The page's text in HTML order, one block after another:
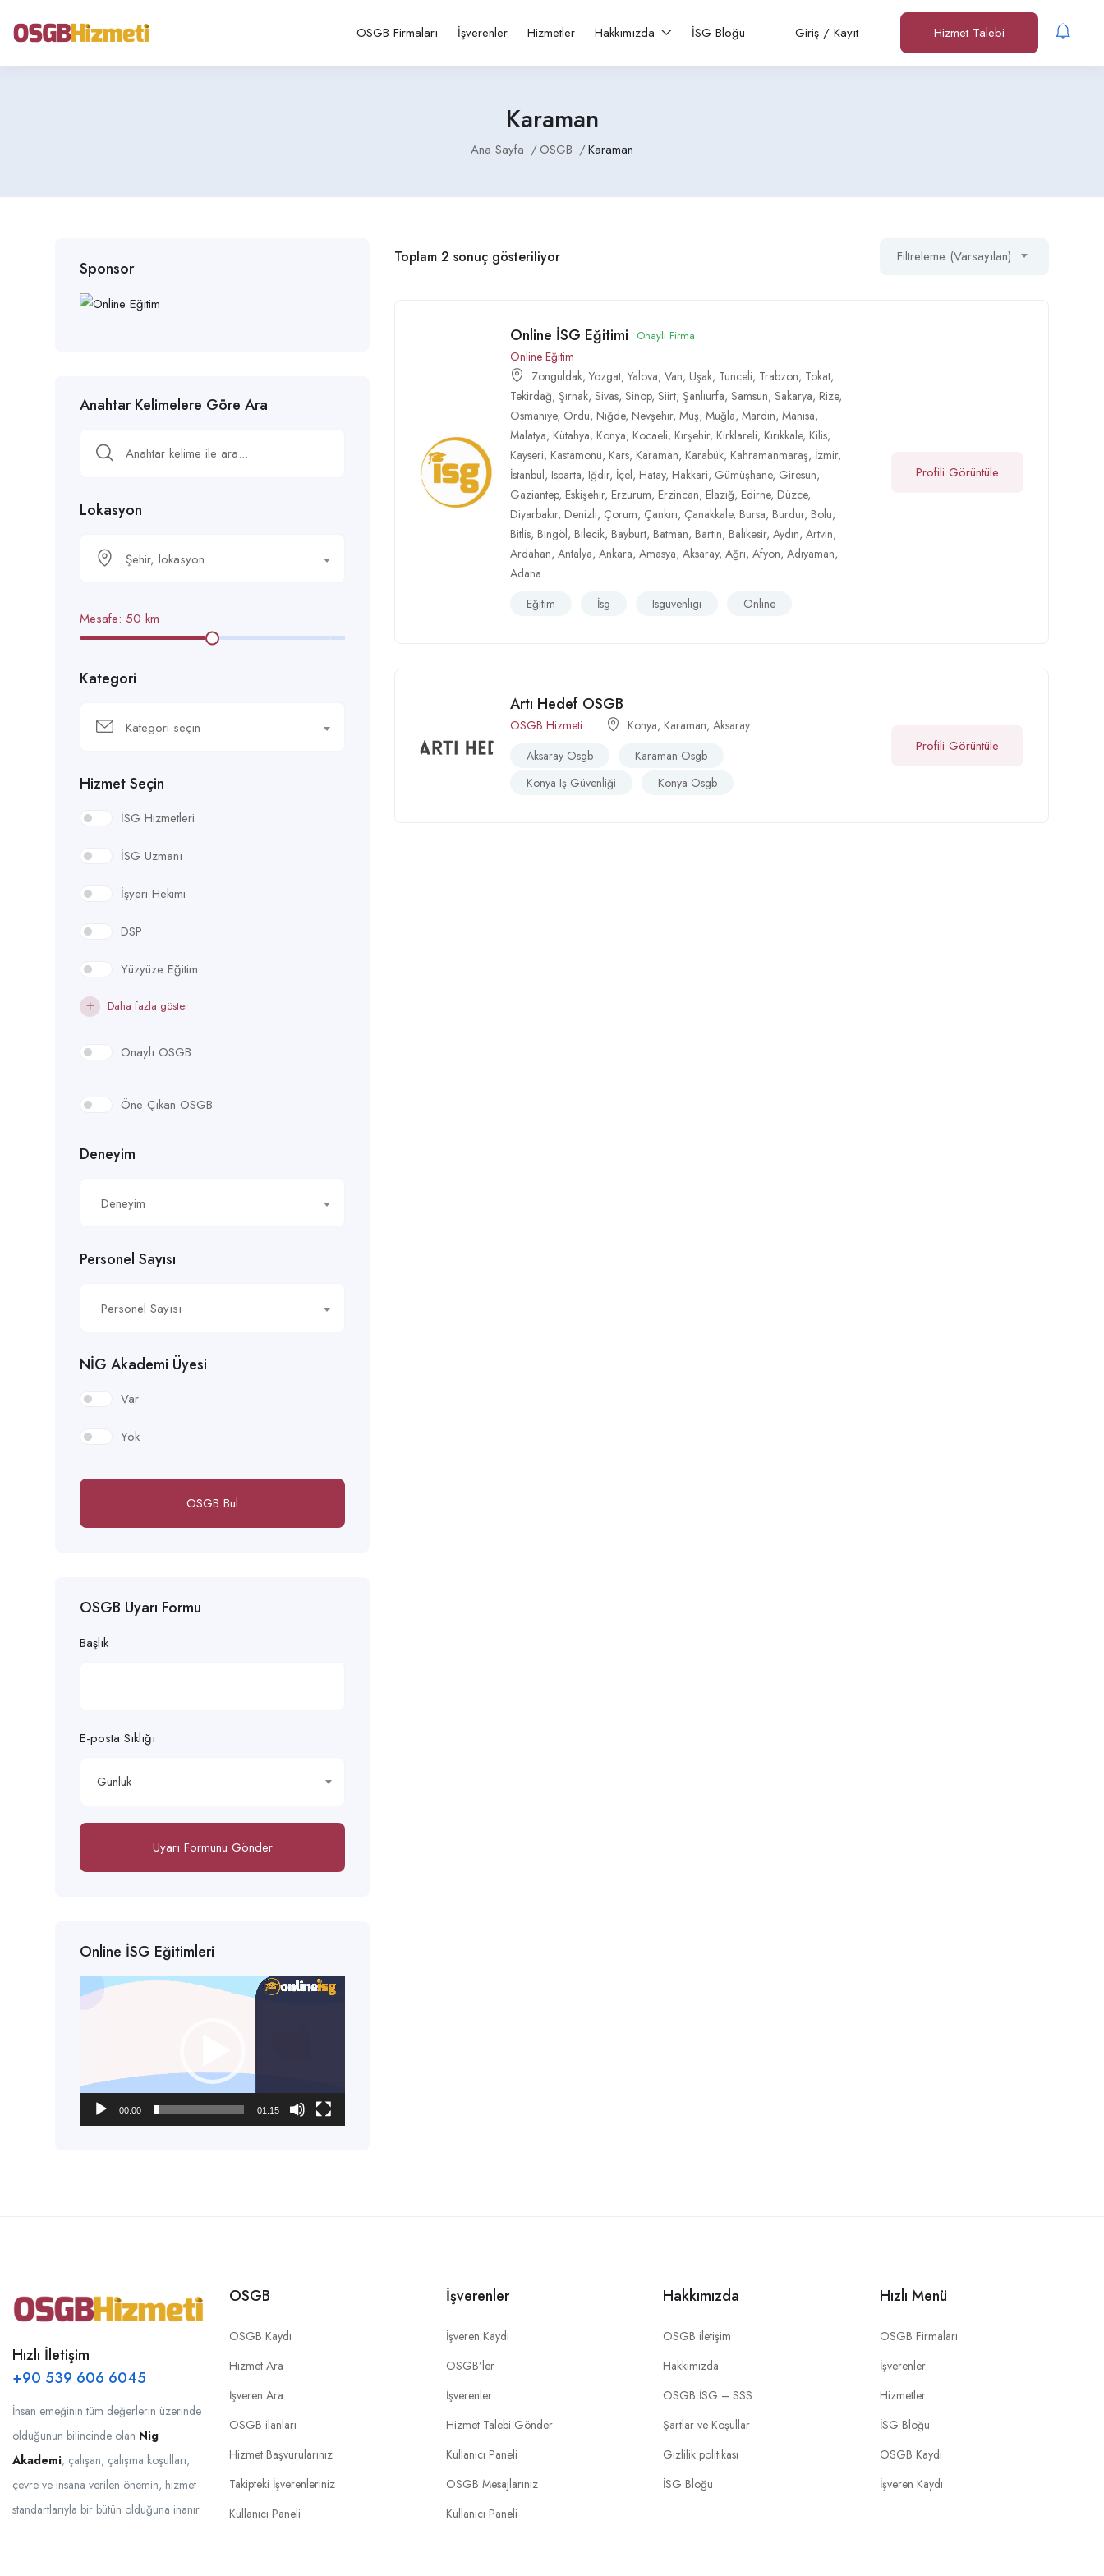
OSGB Firmaları İşverenler Hizmetler Hakkımızda İSG Bloğu Giriş / Kayıt Hizmet Talebi
Karaman
Ana Sayfa OSGB Karaman
Sponsor
Anahtar Kelimelere Göre Ara
Lokasyon
Şehir, lokasyon
Mesafe: 50 km
Kategori
Kategori seçin
Hizmet Seçin
İSG Hizmetleri
İSG Uzmanı
İşyeri Hekimi
DSP
Yüzyüze Eğitim
Daha fazla göster
Onaylı OSGB
Öne Çıkan OSGB
Deneyim
Deneyim
Personel Sayısı
Personel Sayısı
NİG Akademi Üyesi
Var
Yok
OSGB Bul
OSGB Uyarı Formu
Başlık
E-posta Sıklığı
Günlük
Uyarı Formunu Gönder
Online İSG Eğitimleri
Video
00:00 01:15
Toplam 2 sonuç gösteriliyor Filtreleme (Varsayılan)
Online İSG Eğitimi Onaylı Firma
Online Eğitim
Zonguldak,Yozgat,Yalova,Van, Uşak, Tunceli, Trabzon, Tokat,
Tekirdağ,Şırnak,Sivas,Sinop,Siirt,Şanlıurfa,Samsun,Sakarya, Rize,
Osmaniye, Ordu, Niğde, Nevşehir,Muş,Muğla,Mardin,Manisa,
Malatya, Kütahya, Konya, Kocaeli, Kırşehir, Kırklareli, Kırıkkale, Kilis,
Kayseri, Kastamonu, Kars, Karaman, Karabük, Kahramanmaraş, İzmir,
İstanbul, Isparta, Iğdır, İçel, Hatay, Hakkari, Gümüşhane, Giresun,
Gaziantep, Eskişehir, Erzurum, Erzincan, Elazığ, Edirne, Düzce,
Diyarbakır, Denizli, Çorum, Çankırı, Çanakkale, Bursa, Burdur, Bolu,
Bitlis, Bingöl, Bilecik, Bayburt, Batman, Bartın, Balıkesir,Aydın,Artvin,
Ardahan,Antalya,Ankara,Amasya,Aksaray,Ağrı,Afyon,Adıyaman,
Adana
Eğitim
İsg Isguvenligi Online
Profili Görüntüle
Artı Hedef OSGB
OSGB Hizmeti Konya, Karaman,Aksaray
Aksaray Osgb
Karaman Osgb
Konya Iş Güvenliği
Konya Osgb
Profili Görüntüle
Hızlı İletişim
+90 539 606 6045
İnsan emeğinin tüm değerlerin üzerinde
olduğunun bilincinde olan Nig
Akademi; çalışan, çalışma koşulları,
çevre ve insana verilen önemin, hizmet
standartlarıyla bir bütün olduğuna inanır
OSGB
OSGB Kaydı
Hizmet Ara
İşveren Ara
OSGB ilanları
Hizmet Başvurularınız
Takipteki İşverenleriniz
Kullanıcı Paneli
İşverenler
İşveren Kaydı
OSGB’ler
İşverenler
Hizmet Talebi Gönder
Kullanıcı Paneli
OSGB Mesajlarınız
Kullanıcı Paneli
Hakkımızda
OSGB iletişim
Hakkımızda
OSGB İSG – SSS
Şartlar ve Koşullar
Gizlilik politikası
İSG Bloğu
Hızlı Menü
OSGB Firmaları
İşverenler
Hizmetler
İSG Bloğu
OSGB Kaydı
İşveren Kaydı